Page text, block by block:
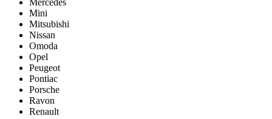
Mercedes
Mini
Mitsubishi
Nissan
Omoda
Opel
Peugeot
Pontiac
Porsсhe
Ravon
Renault